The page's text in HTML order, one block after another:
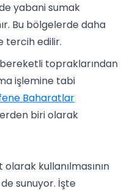
yabani sumak
Bu bölgelerde daha
tercih edilir.
topraklarından
işlemine tabi
Baharatlar
biri olarak
kullanılmasının
sunuyor. İşte